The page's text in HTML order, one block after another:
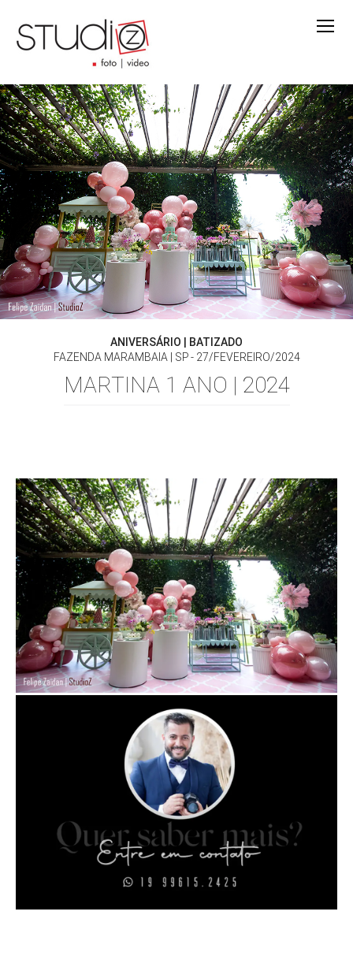
ANIVERSÁRIO | BATIZADO
FAZENDA MARAMBAIA | SP
27/FEVEREIRO/2024
MARTINA 1 ANO | 2024